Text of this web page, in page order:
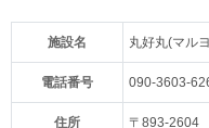
施設名 丸好丸(マル
電話番号 090-3603-
住所 〒893-2604